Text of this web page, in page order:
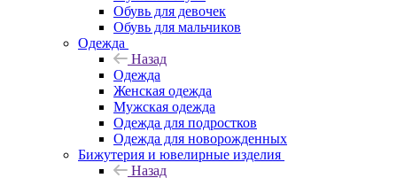
Обувь для девочек
Обувь для мальчиков
Одежда
Назад
Одежда
Женская одежда
Мужская одежда
Одежда для подростков
Одежда для новорожденных
Бижутерия и ювелирные изделия
Назад